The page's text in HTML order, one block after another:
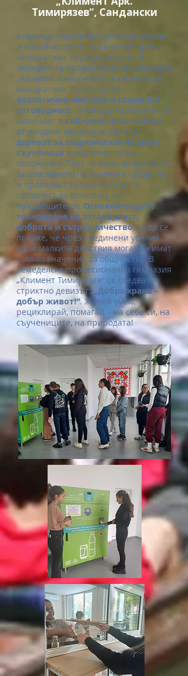
Тимирязев“, Сандански
Ученици подкрепят свои съученици
в неравностойно положение чрез
инициатива за рециклиране. В
Земеделска професионална гимназия
„Климент Тимирязев“ се реализира
инициатива, съчетаваща
екологично мислене и социална
отговорност. Учениците активно се
включват в събирането на талони
от вендинг машината, като ги
даряват за подпомагане на свои
съученици в неравностойно
положение. Така не само допринасят
за опазването на околната среда, но
и проявяват съпричастност и
готовност да помогнат на
нуждаещите се. Основната цел е
толериране на отговорност,
доброта и сътрудничество, за да се
покаже, че чрез обединени усилия
дори малките действия могат да имат
голямо значение за общността. В
Земеделска професионална гимназия
„Климент Тимирязев“ се следва
стриктно девизът:„Добра храна –
добър живот!“. Живей умно,
рециклирай, помагай – на себе си, на
съучениците, на природата!